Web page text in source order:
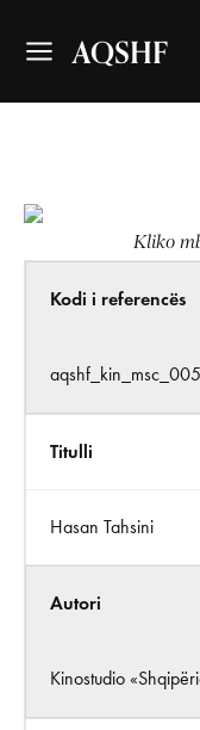
AQSHF
Kliko
Kodi i referencës
Titulli
Hasan Tahsini
Autori
Kinostudio